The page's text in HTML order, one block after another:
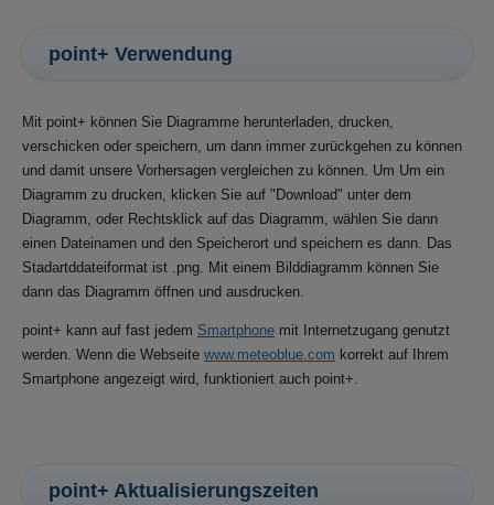
point+ Verwendung
Mit point+ können Sie Diagramme herunterladen, drucken,
verschicken oder speichern, um dann immer zurückgehen zu können
und damit unsere Vorhersagen vergleichen zu können. Um Um ein
Diagramm zu drucken, klicken Sie auf "Download" unter dem
Diagramm, oder Rechtsklick auf das Diagramm, wählen Sie dann
einen Dateinamen und den Speicherort und speichern es dann. Das
Stadartddateiformat ist .png. Mit einem Bilddiagramm können Sie
dann das Diagramm öffnen und ausdrucken.
point+ kann auf fast jedem Smartphone mit Internetzugang genutzt
werden. Wenn die Webseite www.meteoblue.com korrekt auf Ihrem
Smartphone angezeigt wird, funktioniert auch point+.
point+ Aktualisierungszeiten